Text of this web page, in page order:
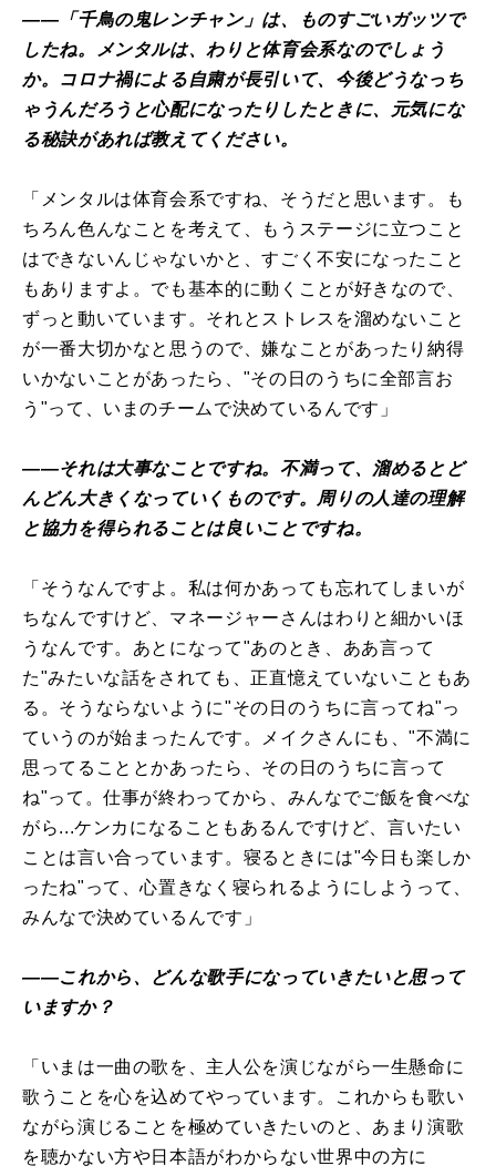
――「千鳥の鬼レンチャン」は、ものすごいガッツで
したね。メンタルは、わりと体育会系なのでしょう
か。コロナ禍による自粛が長引いて、今後どうなっち
ゃうんだろうと心配になったりしたときに、元気にな
る秘訣があれば教えてください。
「メンタルは体育会系ですね、そうだと思います。も
ちろん色んなことを考えて、もうステージに立つこと
はできないんじゃないかと、すごく不安になったこと
もありますよ。でも基本的に動くことが好きなので、
ずっと動いています。それとストレスを溜めないこと
が一番大切かなと思うので、嫌なことがあったり納得
いかないことがあったら、"その日のうちに全部言お
う"って、いまのチームで決めているんです」
――それは大事なことですね。不満って、溜めるとど
んどん大きくなっていくものです。周りの人達の理解
と協力を得られることは良いことですね。
「そうなんですよ。私は何かあっても忘れてしまいが
ちなんですけど、マネージャーさんはわりと細かいほ
うなんです。あとになって"あのとき、ああ言って
た"みたいな話をされても、正直憶えていないこともあ
る。そうならないように"その日のうちに言ってね"っ
ていうのが始まったんです。メイクさんにも、"不満に
思ってることとかあったら、その日のうちに言って
ね"って。仕事が終わってから、みんなでご飯を食べな
がら...ケンカになることもあるんですけど、言いたい
ことは言い合っています。寝るときには"今日も楽しか
ったね"って、心置きなく寝られるようにしようって、
みんなで決めているんです」
――これから、どんな歌手になっていきたいと思って
いますか？
「いまは一曲の歌を、主人公を演じながら一生懸命に
歌うことを心を込めてやっています。これからも歌い
ながら演じることを極めていきたいのと、あまり演歌
を聴かない方や日本語がわからない世界中の方に